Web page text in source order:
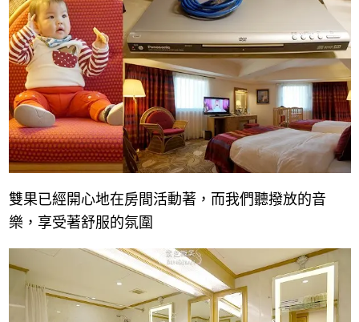
雙果已經開心地在房間活動著，而我們聽撥放的音
樂，享受著舒服的氛圍